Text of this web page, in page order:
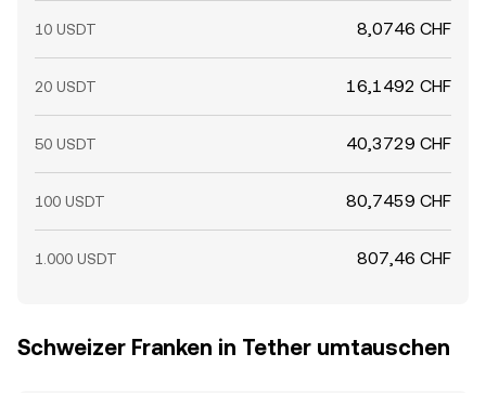
10 USDT 8,0746 CHF
20 USDT 16,1492 CHF
50 USDT 40,3729 CHF
100 USDT 80,7459 CHF
1.000 USDT 807,46 CHF
Schweizer Franken in Tether umtauschen